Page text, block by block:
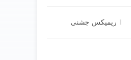
ریمیکس جشنی